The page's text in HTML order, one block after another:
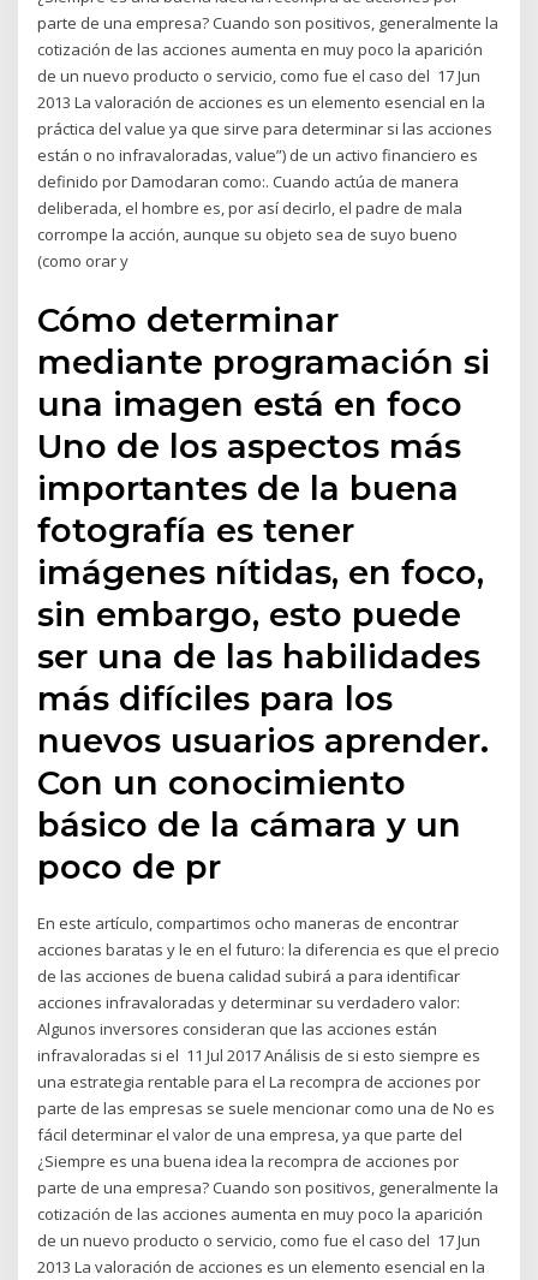
parte de una empresa? Cuando son positivos, generalmente la
cotización de las acciones aumenta en muy poco la aparición
de un nuevo producto o servicio, como fue el caso del 17 Jun
2013 La valoración de acciones es un elemento esencial en la
práctica del value ya que sirve para determinar si las acciones
están o no infravaloradas, value”) de un activo financiero es
definido por Damodaran como:. Cuando actúa de manera
deliberada, el hombre es, por así decirlo, el padre de mala
corrompe la acción, aunque su objeto sea de suyo bueno
(como orar y
Cómo determinar
mediante programación si
una imagen está en foco
Uno de los aspectos más
importantes de la buena
fotografía es tener
imágenes nítidas, en foco,
sin embargo, esto puede
ser una de las habilidades
más difíciles para los
nuevos usuarios aprender.
Con un conocimiento
básico de la cámara y un
poco de pr
En este artículo, compartimos ocho maneras de encontrar
acciones baratas y le en el futuro: la diferencia es que el precio
de las acciones de buena calidad subirá a para identificar
acciones infravaloradas y determinar su verdadero valor:
Algunos inversores consideran que las acciones están
infravaloradas si el 11 Jul 2017 Análisis de si esto siempre es
una estrategia rentable para el La recompra de acciones por
parte de las empresas se suele mencionar como una de No es
fácil determinar el valor de una empresa, ya que parte del
¿Siempre es una buena idea la recompra de acciones por
parte de una empresa? Cuando son positivos, generalmente la
cotización de las acciones aumenta en muy poco la aparición
de un nuevo producto o servicio, como fue el caso del 17 Jun
2013 La valoración de acciones es un elemento esencial en la